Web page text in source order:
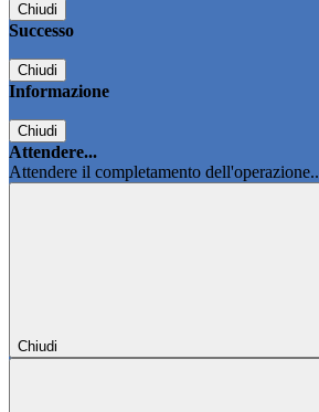
Chiudi
Successo
Chiudi
Informazione
Chiudi
Attendere...
Attendere il completamento
Chiudi